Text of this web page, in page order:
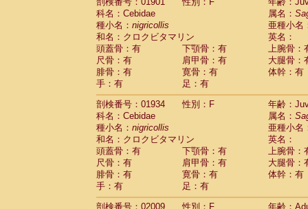
AtelidaeAlouatta seniculus
Atelidae
AtelidaeAteles belzebuth
Atelidae Ateles geoffroyi
Atelidae Ateles paniscus
Atelidae Atelesspp.
Atelidae Lagothrix lagothricha
AtelidaeLagothrix lagothricha cana(0)
Pitheciidae
Cacajao calvus
Pitheciidae
Callicebus cupreus(2)
Pitheciidae Callicebus donacophilus(0)
PitheciidaeCallicebus moloch(0)
Pitheciidae Callicebus torquatus(0)
Pitheciidae Callicebus
Pitheciidae Chiropotes satanas
Pitheciidae Pithecia monachus
Pitheciidae Pithecia pithecia (0)
科名：Cebidae
属名：
種小名： nigricollis
亜種小名
和名：クロクビタマリン
英名：
頭蓋骨：有
下顎骨：有
上腕骨：
尺骨：有
肩甲骨：有
大腿骨：
腓骨：有
寛骨：有
体幹：有
手：有
足：有
剖検番号：01934
性別：F
年齢：
科名：Cebidae
属名：
種小名： nigricollis
亜種小名
和名：クロクビタマリン
英名：
頭蓋骨：有
下顎骨：有
上腕骨：
尺骨：有
肩甲骨：有
大腿骨：
腓骨：有
寛骨：有
体幹：有
手：有
足：有
剖検番号：02009
性別：F
年齢：